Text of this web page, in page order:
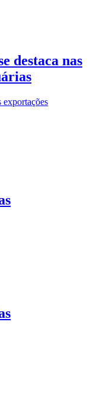
destaca nas
exportações